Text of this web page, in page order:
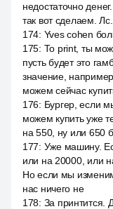
недостаточно
так вот сделаем. Лс.
174: Yves cohen
175: То print, ты
пусть будет это
значение,
можем сейчас
176: Бургер, если
можем купить уже
на 550, ну или 650
177: Уже машину.
или на 20000, или
Но если мы
нас ничего не
178: За принтится.